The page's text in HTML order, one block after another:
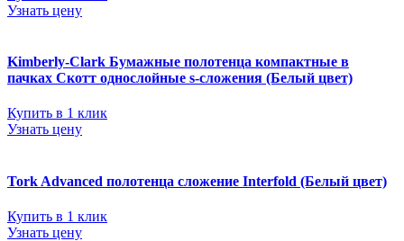
Узнать цену
Kimberly-Clark Бумажные полотенца компактные в
пачках Скотт однослойные s-сложения (Белый цвет)
Купить в 1 клик
Узнать цену
Tork Advanced полотенца сложение Interfold (Белый цвет)
Купить в 1 клик
Узнать цену